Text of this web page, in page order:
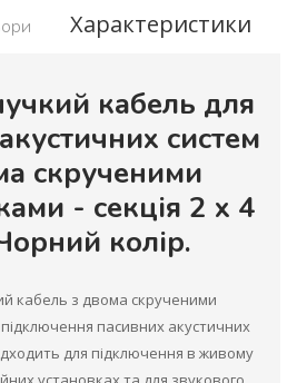
Характеристики
кабель для
систем
скрученими
- секція 2 x 4
колір.
кабель з двома скрученими
пасивних акустичних
для підключення в живому